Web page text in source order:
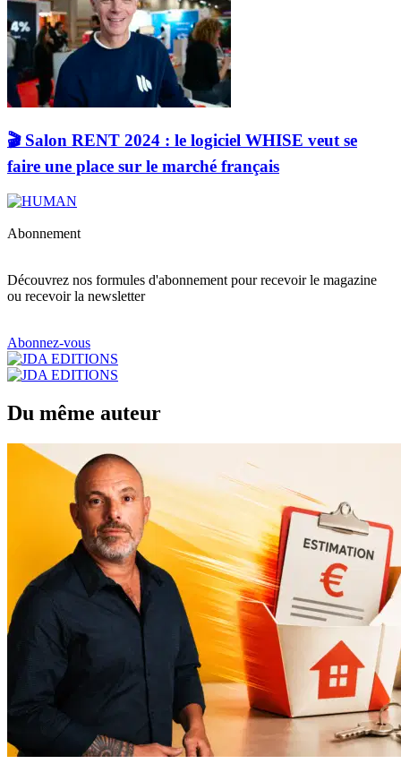
🎬 Salon RENT 2024 : le logiciel WHISE veut se
faire une place sur le marché français
Abonnement
Découvrez nos formules d'abonnement pour recevoir le magazine
ou recevoir la newsletter
Abonnez-vous
Du même auteur